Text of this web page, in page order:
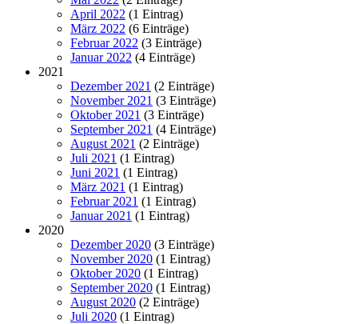
April 2022 (1 Eintrag)
März 2022 (6 Einträge)
Februar 2022 (3 Einträge)
Januar 2022 (4 Einträge)
2021
Dezember 2021 (2 Einträge)
November 2021 (3 Einträge)
Oktober 2021 (3 Einträge)
September 2021 (4 Einträge)
August 2021 (2 Einträge)
Juli 2021 (1 Eintrag)
Juni 2021 (1 Eintrag)
März 2021 (1 Eintrag)
Februar 2021 (1 Eintrag)
Januar 2021 (1 Eintrag)
2020
Dezember 2020 (3 Einträge)
November 2020 (1 Eintrag)
Oktober 2020 (1 Eintrag)
September 2020 (1 Eintrag)
August 2020 (2 Einträge)
Juli 2020 (1 Eintrag)